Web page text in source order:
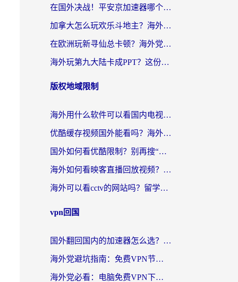
在国外决战！平安京加速器哪个好用一点？老玩家亲测番茄加速器全解析
加拿大怎么玩欢乐斗地主？海外党国服游戏加速终极指南（附绝地求生未来之役300英雄实测）
在欧洲玩新寻仙总卡顿？海外党必看的国服游戏加速全攻略
海外玩第九大陆卡成PPT？这份网络加速指南帮你丝滑上分
版权地域限制
海外用什么软件可以看国内电视？留学生亲测有效的追剧自由指南
优酷缓存视频国外能看吗？海外党追剧看片的终极解决方案来了
国外如何看优酷限制？别再搜“在日本哪个软件可以看中国电视剧”，这篇教你搞定
海外如何看映客直播回放视频？这份攻略帮你搞定（附腾讯优酷观看技巧）
海外可以看cctv的网站吗？留学生亲测有效的回国追剧方案
vpn回国
国外翻回国内的加速器怎么选？海外党亲测实用指南，告别地域限制
海外党避坑指南：免费VPN节点真的靠谱吗？教你选对回国加速器无缝访问国内资源
海外党必看：电脑免费VPN下载指南+回国加速器选择全攻略，告别地区限制